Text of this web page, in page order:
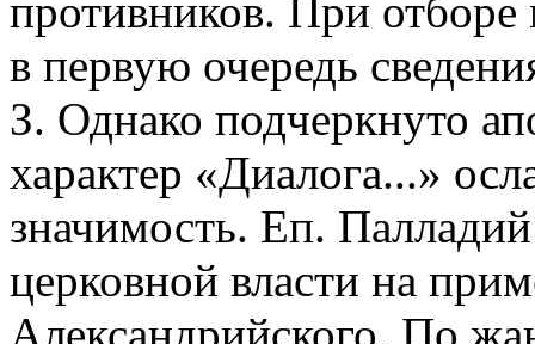
противников. При отборе
в первую очередь
З. Однако подчеркнуто
характер «Диалога...»
значимость. Еп.
церковной власти на
Александрийского. По